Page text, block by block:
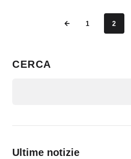
1 2
CERCA
Ultime notizie